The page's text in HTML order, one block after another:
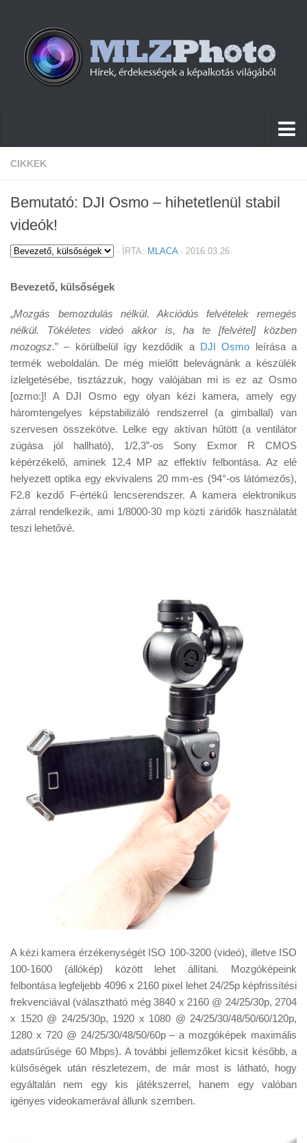
Hírek
Cikkek
Firmware
Tudástár
Tanácsok
Érdekességek
Helyszíni Riport
E-BB
CIKKEK
Bemutató: DJI Osmo – hihetetlenül stabil
videók!
· ÍRTA: MLACA· 2016.03.26
Bevezető, külsőségek
„Mozgás bemozdulás nélkül. Akciódús felvételek remegés
nélkül. Tökéletes videó akkor is, ha te [felvétel] közben
mozogsz.” – körülbelül így kezdődik a DJI Osmo leírása a
termék weboldalán. De még mielőtt belevágnánk a készülék
ízlelgetésébe, tisztázzuk, hogy valójában mi is ez az Osmo
[ozmo:]! A DJI Osmo egy olyan kézi kamera, amely egy
háromtengelyes képstabilizáló rendszerrel (a gimballal) van
szervesen összekötve. Lelke egy aktívan hűtött (a ventilátor
zúgása jól hallható), 1/2,3”-os Sony Exmor R CMOS
képérzékelő, aminek 12,4 MP az effektív felbontása. Az elé
helyezett optika egy ekvivalens 20 mm-es (94°-os látómezős),
F2.8 kezdő F-értékű lencserendszer. A kamera elektronikus
zárral rendelkezik, ami 1/8000-30 mp közti záridők használatát
teszi lehetővé.
A kézi kamera érzékenységét ISO 100-3200 (videó), illetve ISO
100-1600 (állókép) között lehet állítani. Mozgóképeink
felbontása legfeljebb 4096 x 2160 pixel lehet 24/25p képfrissítési
frekvenciával (választható még 3840 x 2160 @ 24/25/30p, 2704
x 1520 @ 24/25/30p, 1920 x 1080 @ 24/25/30/48/50/60/120p,
1280 x 720 @ 24/25/30/48/50/60p – a mozgóképek maximális
adatsűrűsége 60 Mbps). A további jellemzőket kicsit később, a
külsőségek után részletezem, de már most is látható, hogy
egyáltalán nem egy kis játékszerrel, hanem egy valóban
igényes videokamerával állunk szemben.